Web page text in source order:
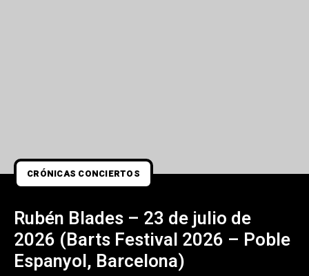
CRÓNICAS CONCIERTOS
Rubén Blades – 23 de julio de
2026 (Barts Festival 2026 – Poble
Espanyol, Barcelona)